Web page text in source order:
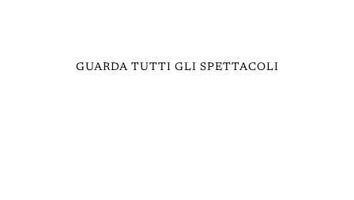
GUARDA TUTTI GLI SPETTACOLI